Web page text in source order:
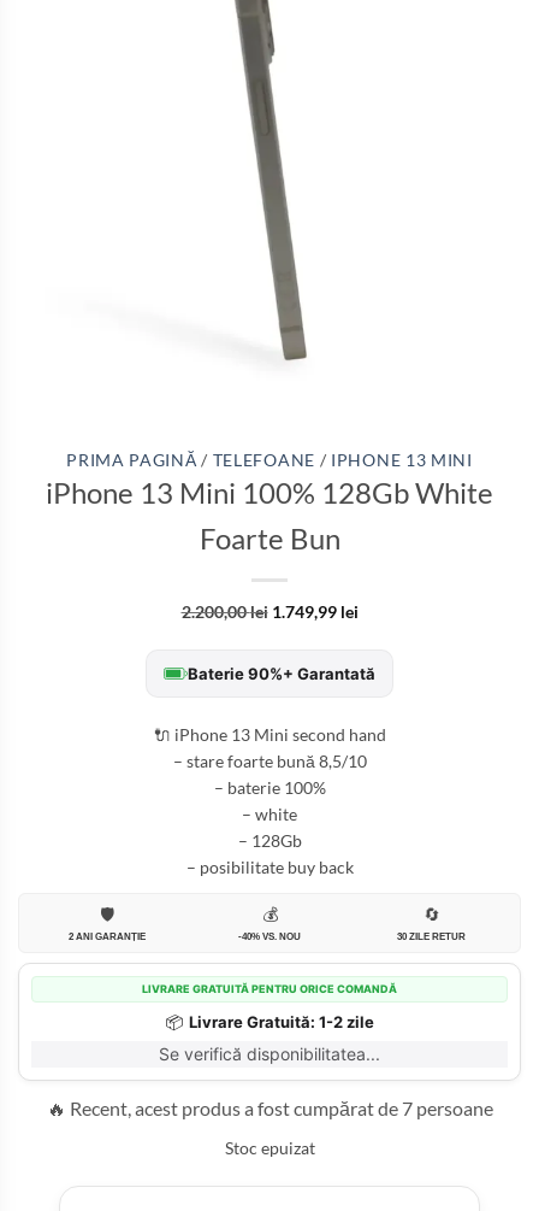
PRIMA PAGINĂ / TELEFOANE / IPHONE 13 MINI
iPhone 13 Mini 100% 128Gb White
Foarte Bun
2.200,00lei 1.749,99 lei
Baterie 90%+ Garantată
🔌 iPhone 13 Mini second hand
– stare foarte bună 8,5/10
– baterie 100%
– white
– 128Gb
– posibilitate buy back
🛡️
2 ANI GARANȚIE
💰
-40% VS. NOU
🔄
30 ZILE RETUR
LIVRARE GRATUITĂ PENTRU ORICE COMANDĂ
📦 Livrare Gratuită: 1-2 zile
Se verifică disponibilitatea...
🔥 Recent, acest produs a fost cumpărat de 7 persoane
Stoc epuizat